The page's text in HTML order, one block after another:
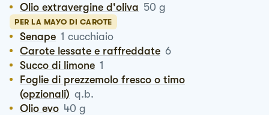
Olio extravergine d'oliva 50 g
PER LA MAYO DI CAROTE
Senape 1 cucchiaio
Carote lessate e raffreddate 6
Succo di limone 1
Foglie di prezzemolo fresco o timo
(opzionali) q.b.
Olio evo 40 g